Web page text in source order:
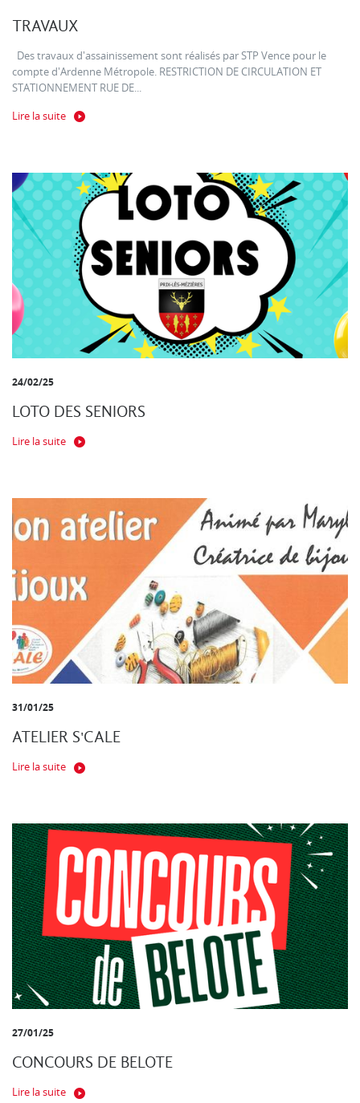
TRAVAUX
Des travaux d'assainissement sont réalisés par STP Vence pour le
compte d'Ardenne Métropole. RESTRICTION DE CIRCULATION ET
STATIONNEMENT RUE DE...
Lire la suite
24/02/25
LOTO DES SENIORS
Lire la suite
31/01/25
ATELIER S'CALE
Lire la suite
27/01/25
CONCOURS DE BELOTE
Lire la suite